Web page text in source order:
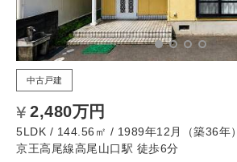
中古戸建
2,480万円
5LDK / 144.56㎡ / 1989年12月（築36年）
京王高尾線高尾山口駅 徒歩6分